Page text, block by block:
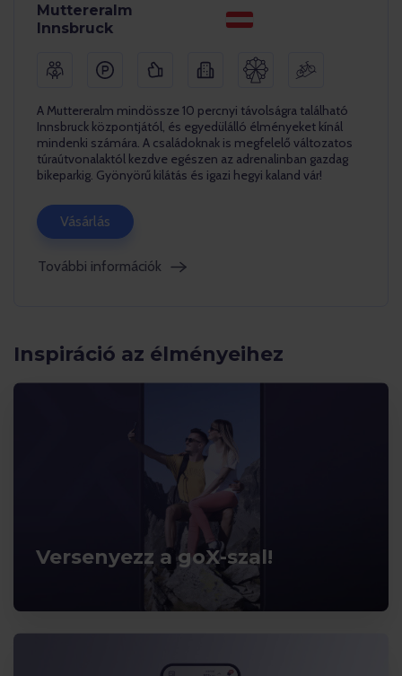
Muttereralm
Innsbruck
A Muttereralm mindössze 10 percnyi távolságra található
Innsbruck központjától, és egyedülálló élményeket kínál
mindenki számára. A családoknak is megfelelő változatos
túraútvonalaktól kezdve egészen az adrenalinban gazdag
bikeparkig. Gyönyörű kilátás és igazi hegyi kaland vár!
Vásárlás
További információk
Inspiráció az élményeihez
Versenyezz a goX-szal!